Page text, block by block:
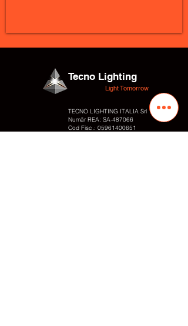
Tecno Lighting
Light Tomorrow
TECNO LIGHTING ITALIA Srl
Număr REA: SA-487066
Cod Fisc.: 05961400651